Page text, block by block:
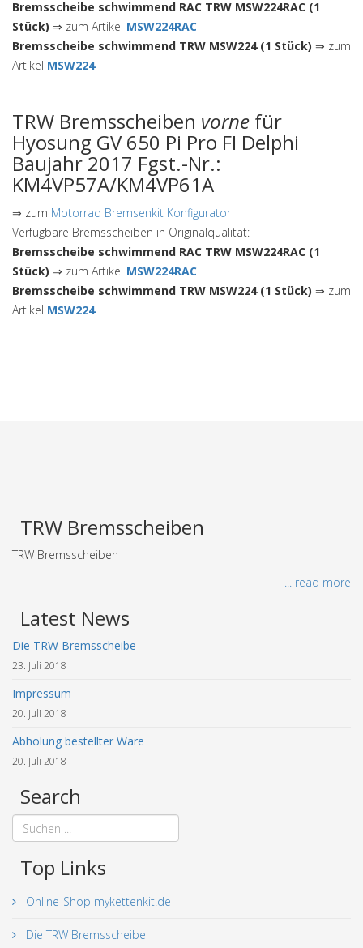
Bremsscheibe schwimmend RAC TRW MSW224RAC (1
Stück) ⇒ zum Artikel MSW224RAC
Bremsscheibe schwimmend TRW MSW224 (1 Stück) ⇒ zum
Artikel MSW224
TRW Bremsscheiben vorne für
Hyosung GV 650 Pi Pro FI Delphi
Baujahr 2017 Fgst.-Nr.:
KM4VP57A/KM4VP61A
⇒ zum Motorrad Bremsenkit Konfigurator
Verfügbare Bremsscheiben in Originalqualität:
Bremsscheibe schwimmend RAC TRW MSW224RAC (1
Stück) ⇒ zum Artikel MSW224RAC
Bremsscheibe schwimmend TRW MSW224 (1 Stück) ⇒ zum
Artikel MSW224
TRW Bremsscheiben
TRW Bremsscheiben
... read more
Latest News
Die TRW Bremsscheibe
23. Juli 2018
Impressum
20. Juli 2018
Abholung bestellter Ware
20. Juli 2018
Search
Top Links
Online-Shop mykettenkit.de
Die TRW Bremsscheibe